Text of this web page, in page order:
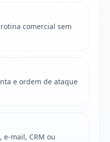
comercial sem
e ordem de ataque
e-mail, CRM ou